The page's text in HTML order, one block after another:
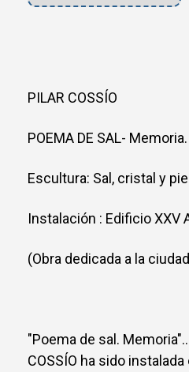
PILAR COSSÍO
POEMA DE SAL- Memoria.
Escultura: Sal, cristal y
Instalación : Edificio XXV
(Obra dedicada a la
"Poema de sal.
COSSÍO ha sido